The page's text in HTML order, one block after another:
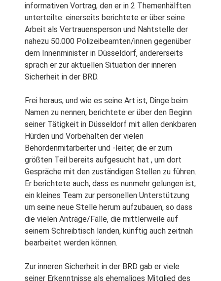
informativen Vortrag, den er in 2 Themenhälften
unterteilte: einerseits berichtete er über seine
Arbeit als Vertrauensperson und Nahtstelle der
nahezu 50.000 Polizeibeamten/innen gegenüber
dem Innenminister in Düsseldorf, andererseits
sprach er zur aktuellen Situation der inneren
Sicherheit in der BRD.
Frei heraus, und wie es seine Art ist, Dinge beim
Namen zu nennen, berichtete er über den Beginn
seiner Tätigkeit in Düsseldorf mit allen denkbaren
Hürden und Vorbehalten der vielen
Behördenmitarbeiter und -leiter, die er zum
größten Teil bereits aufgesucht hat , um dort
Gespräche mit den zuständigen Stellen zu führen.
Er berichtete auch, dass es nunmehr gelungen ist,
ein kleines Team zur personellen Unterstützung
um seine neue Stelle herum aufzubauen, so dass
die vielen Anträge/Fälle, die mittlerweile auf
seinem Schreibtisch landen, künftig auch zeitnah
bearbeitet werden können.
Zur inneren Sicherheit in der BRD gab er viele
seiner Erkenntnisse als ehemaliges Mitglied des